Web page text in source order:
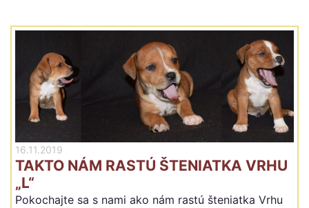
16.11.2019
TAKTO NÁM RASTÚ ŠTENIATKA VRHU
„L“
Pokochajte sa s nami ako nám rastú šteniatka Vrhu